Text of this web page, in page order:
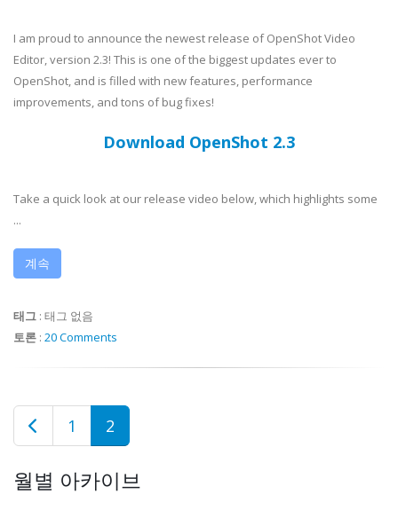
I am proud to announce the newest release of OpenShot Video
Editor, version 2.3! This is one of the biggest updates ever to
OpenShot, and is filled with new features, performance
improvements, and tons of bug fixes!
Download OpenShot 2.3
Take a quick look at our release video below, which highlights some
...
계속
태그 : 태그 없음
토론 : 20 Comments
1 2
월별 아카이브